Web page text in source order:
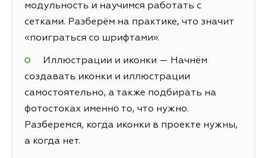
модульность и научимся работать с
сетками. Разберём на практике, что значит
«поиграться со шрифтами».
Иллюстрации и иконки — Начнём
создавать иконки и иллюстрации
самостоятельно, а также подбирать на
фотостоках именно то, что нужно.
Разберемся, когда иконки в проекте нужны,
а когда нет.